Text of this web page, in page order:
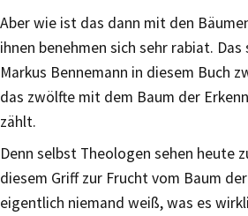
Aber wie ist das dann mit den
ihnen benehmen sich sehr rabiat.
Markus Bennemann in diesem Buch
das zwölfte mit dem Baum der
zählt.
Denn selbst Theologen sehen heute
diesem Griff zur Frucht vom Baum
eigentlich niemand weiß, was es